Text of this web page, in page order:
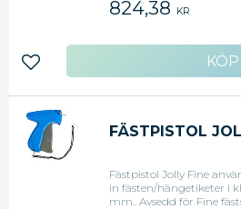
824,38 KR
Lägg till i favoriter
FÄSTPISTOL
Fästpistol Jolly Fine
in fästen/hängetiketer i
mm.. Avsedd för Fine